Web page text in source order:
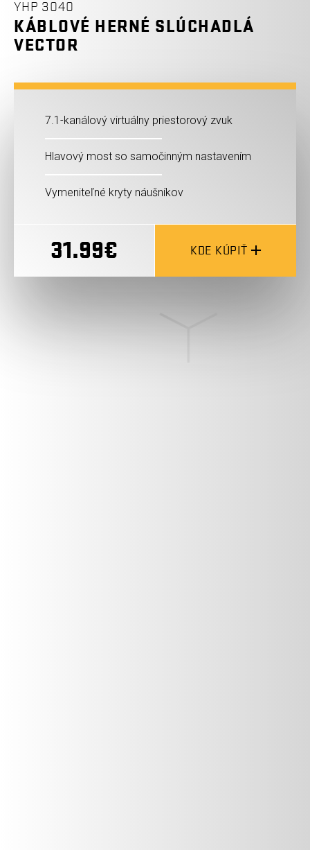
YHP 3040
KÁBLOVÉ HERNÉ SLÚCHADLÁ
VECTOR
7.1-kanálový virtuálny priestorový zvuk
Hlavový most so samočinným nastavením
Vymeniteľné kryty náušníkov
31.99€ KDE KÚPIŤ